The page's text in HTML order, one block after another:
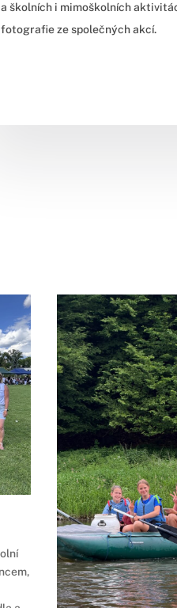
a školních i mimoškolních
fotografie ze společných akcí.